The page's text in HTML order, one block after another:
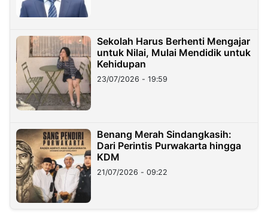
Sekolah Harus Berhenti Mengajar
untuk Nilai, Mulai Mendidik untuk
Kehidupan
23/07/2026 - 19:59
Benang Merah Sindangkasih:
Dari Perintis Purwakarta hingga
KDM
21/07/2026 - 09:22